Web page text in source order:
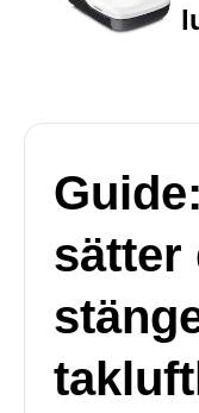
sätter